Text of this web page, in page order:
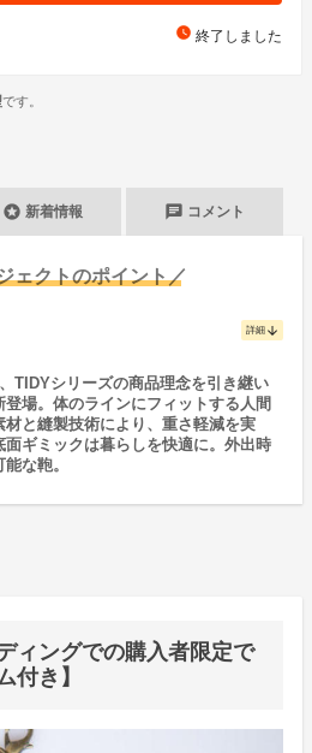
watch_later 終了しました
です。
stars 新着情報 chat コメント
ェクトのポイント／
詳細 arrow_downward
TIDYシリーズの商品理念を引き継い
場。体のラインにフィットする人間
と縫製技術により、重さ軽減を実
ギミックは暮らしを快適に。外出時
な鞄。
ィングでの購入者限定で
付き】